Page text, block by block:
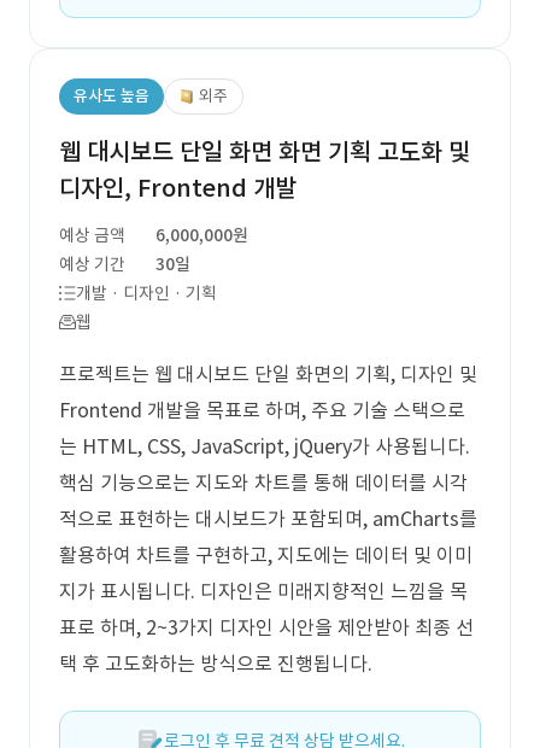
유사도 높음 외주
웹 대시보드 단일 화면 화면 기획 고도화 및
디자인, Frontend 개발
예상 금액
6,000,000원
예상 기간
30일
개발 · 디자인 · 기획
웹
프로젝트는 웹 대시보드 단일 화면의 기획, 디자인 및
Frontend 개발을 목표로 하며, 주요 기술 스택으로
는 HTML, CSS, JavaScript, jQuery가 사용됩니다.
핵심 기능으로는 지도와 차트를 통해 데이터를 시각
적으로 표현하는 대시보드가 포함되며, amCharts를
활용하여 차트를 구현하고, 지도에는 데이터 및 이미
지가 표시됩니다. 디자인은 미래지향적인 느낌을 목
표로 하며, 2~3가지 디자인 시안을 제안받아 최종 선
택 후 고도화하는 방식으로 진행됩니다.
로그인 후 무료 견적 상담 받으세요.